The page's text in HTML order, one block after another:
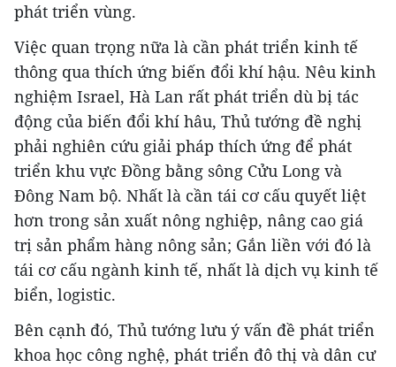
phát triển vùng.
Việc quan trọng nữa là cần phát triển kinh tế
thông qua thích ứng biến đổi khí hậu. Nêu kinh
nghiệm Israel, Hà Lan rất phát triển dù bị tác
động của biến đổi khí hâu, Thủ tướng đề nghị
phải nghiên cứu giải pháp thích ứng để phát
triển khu vực Đồng bằng sông Cửu Long và
Đông Nam bộ. Nhất là cần tái cơ cấu quyết liệt
hơn trong sản xuất nông nghiệp, nâng cao giá
trị sản phẩm hàng nông sản; Gắn liền với đó là
tái cơ cấu ngành kinh tế, nhất là dịch vụ kinh tế
biển, logistic.
Bên cạnh đó, Thủ tướng lưu ý vấn đề phát triển
khoa học công nghệ, phát triển đô thị và dân cư